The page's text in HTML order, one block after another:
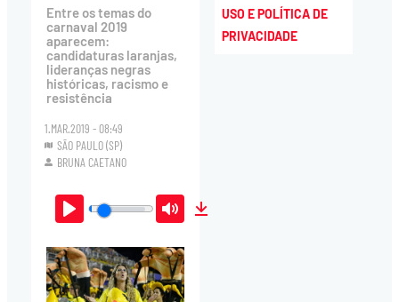
Entre os temas do
carnaval 2019
aparecem:
candidaturas laranjas,
lideranças negras
históricas, racismo e
resistência
1.MAR.2019 - 08:49
SÃO PAULO (SP)
BRUNA CAETANO
Play Mute
USO E POLÍTICA DE
PRIVACIDADE